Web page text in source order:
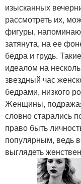
изысканных
рассмотреть их,
фигуры,
затянута, на ее
бедра и грудь.
идеалом на
звездный час
бедрами, низкого
Женщины,
словно старались
право быть
популярным, ведь
выглядеть